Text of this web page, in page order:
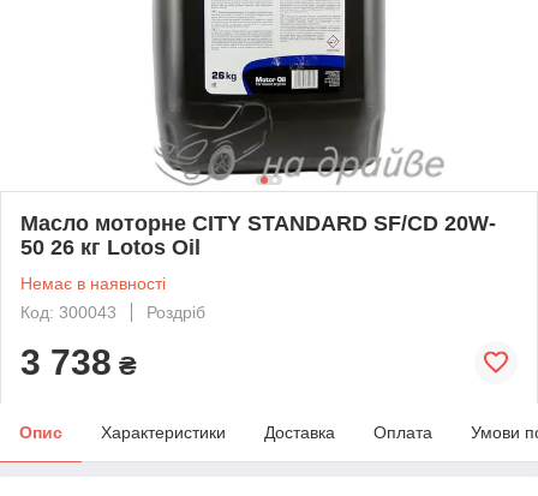
Масло моторне CITY STANDARD SF/CD 20W-
50 26 кг Lotos Oil
Немає в наявності
Код: 300043
Роздріб
3 738 ₴
Опис Характеристики Доставка Оплата Умови